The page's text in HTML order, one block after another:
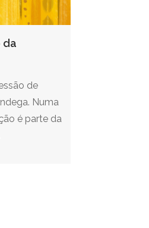
da
de
Numa
é parte da